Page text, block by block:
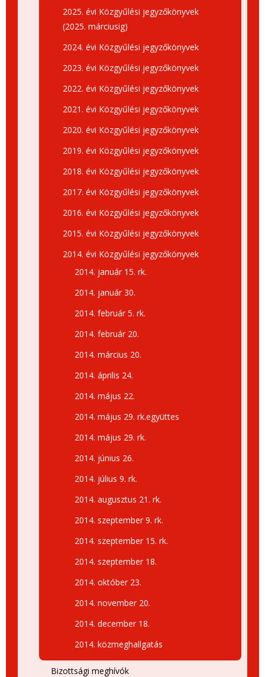
2025. évi Közgyűlési jegyzőkönyvek
(2025. márciusig)
2024. évi Közgyűlési jegyzőkönyvek
2023. évi Közgyűlési jegyzőkönyvek
2022. évi Közgyűlési jegyzőkönyvek
2021. évi Közgyűlési jegyzőkönyvek
2020. évi Közgyűlési jegyzőkönyvek
2019. évi Közgyűlési jegyzőkönyvek
2018. évi Közgyűlési jegyzőkönyvek
2017. évi Közgyűlési jegyzőkönyvek
2016. évi Közgyűlési jegyzőkönyvek
2015. évi Közgyűlési jegyzőkönyvek
2014. évi Közgyűlési jegyzőkönyvek
2014. január 15. rk.
2014. január 30.
2014. február 5. rk.
2014. február 20.
2014. március 20.
2014. április 24.
2014. május 22.
2014. május 29. rk.együttes
2014. május 29. rk.
2014. június 26.
2014. július 9. rk.
2014. augusztus 21. rk.
2014. szeptember 9. rk.
2014. szeptember 15. rk.
2014. szeptember 18.
2014. október 23.
2014. november 20.
2014. december 18.
2014. közmeghallgatás
Bizottsági meghívók